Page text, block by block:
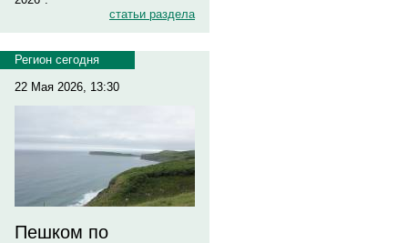
статьи раздела
Регион сегодня
22 Мая 2026, 13:30
Пешком по